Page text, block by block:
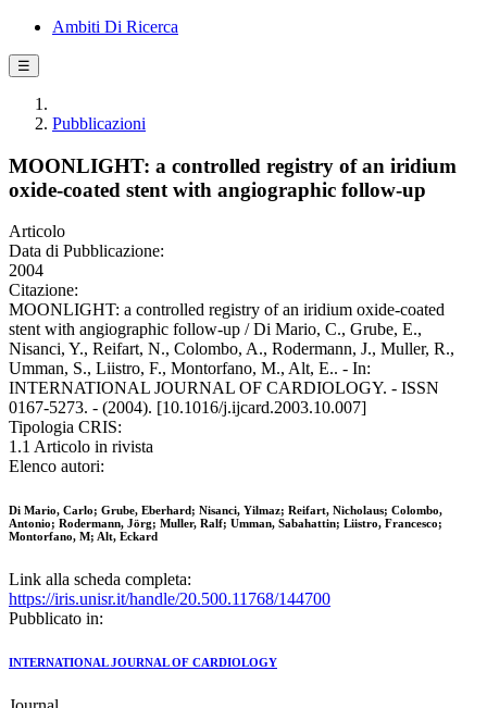
Ambiti Di Ricerca
☰
Pubblicazioni
MOONLIGHT: a controlled registry of an iridium
oxide-coated stent with angiographic follow-up
Articolo
Data di Pubblicazione:
2004
Citazione:
MOONLIGHT: a controlled registry of an iridium oxide-coated
stent with angiographic follow-up / Di Mario, C., Grube, E.,
Nisanci, Y., Reifart, N., Colombo, A., Rodermann, J., Muller, R.,
Umman, S., Liistro, F., Montorfano, M., Alt, E.. - In:
INTERNATIONAL JOURNAL OF CARDIOLOGY. - ISSN
0167-5273. - (2004). [10.1016/j.ijcard.2003.10.007]
Tipologia CRIS:
1.1 Articolo in rivista
Elenco autori:
Di Mario, Carlo; Grube, Eberhard; Nisanci, Yilmaz; Reifart, Nicholaus; Colombo,
Antonio; Rodermann, Jörg; Muller, Ralf; Umman, Sabahattin; Liistro, Francesco;
Montorfano, M; Alt, Eckard
Link alla scheda completa:
https://iris.unisr.it/handle/20.500.11768/144700
Pubblicato in:
INTERNATIONAL JOURNAL OF CARDIOLOGY